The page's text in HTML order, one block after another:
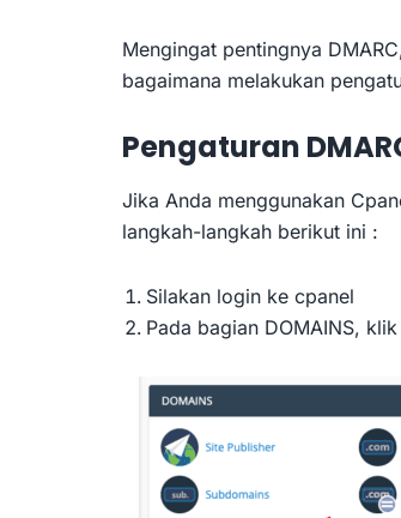
Mengingat pentingnya
bagaimana melakukan
Pengaturan
Jika Anda menggunakan
langkah-langkah berikut ini :
Silakan login ke cpanel
Pada bagian DOMAINS,